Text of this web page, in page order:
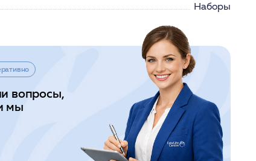
Наборы
вопросы,
мы